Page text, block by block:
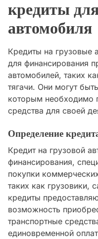
кредиты
автомобиля
Кредиты на грузовые
для финансирования
автомобилей, таких
тягачи. Они могут
которым необходимо
средства для своей
Определение
Кредит на грузовой
финансирования,
покупки
таких как грузовики,
кредиты
возможность
транспортные
единовременной